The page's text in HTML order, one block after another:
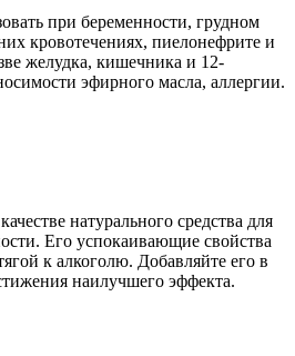
при беременности, грудном
кровотечениях, пиелонефрите и
желудка, кишечника и 12-
эфирного масла, аллергии.
натурального средства для
Его успокаивающие свойства
к алкоголю. Добавляйте его в
наилучшего эффекта.